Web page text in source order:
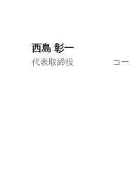
西島 彰一
代表取締役